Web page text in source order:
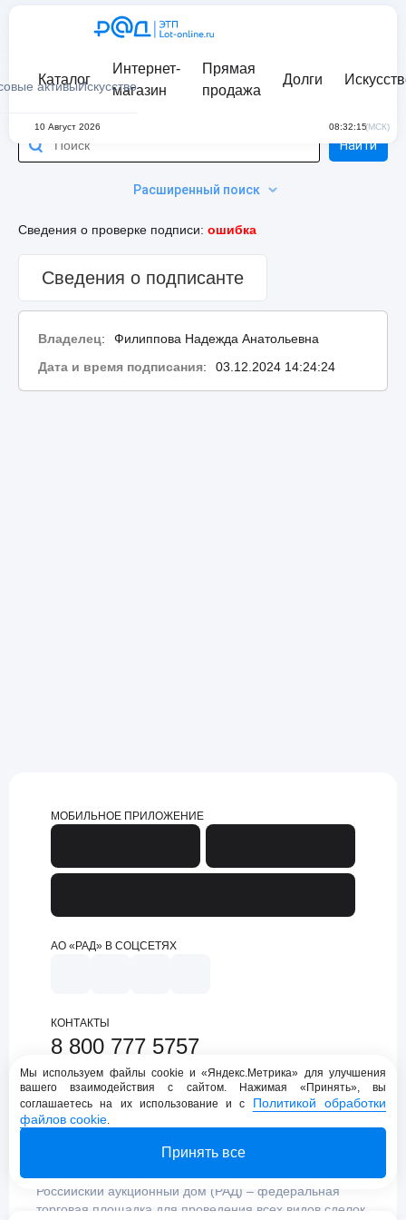
активыИскусство
Каталог
Интернет-
магазин
Прямая
продажа
Долги
10 Август 2026 08:32:15(МСК)
Расширенный поиск
Найти
Сведения о проверке подписи: ошибка
Сведения о подписанте
Владелец:
Филиппова Надежда Анатольевна
Дата и время подписания: 03.12.2024 14:24:24
МОБИЛЬНОЕ ПРИЛОЖЕНИЕ
АО «РАД» В СОЦСЕТЯХ
КОНТАКТЫ
8 800 777 5757
support@lot-online.ru
Техническая поддержка
Российский аукционный дом (РАД) – федеральная
торговая площадка для проведения всех видов сделок
Мы используем файлы cookie и «Яндекс.Метрика» для улучшения
вашего взаимодействия с сайтом. Нажимая «Принять», вы
соглашаетесь на их использование и с Политикой обработки
файлов cookie.
Принять все